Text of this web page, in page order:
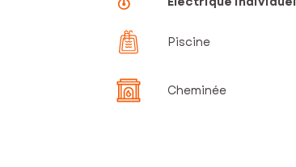
Piscine
Cheminée